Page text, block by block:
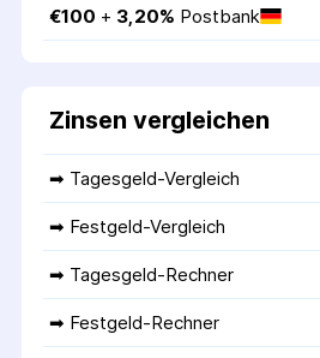
€100 + 3,20% Postbank
Zinsen vergleichen
➡ Tagesgeld-Vergleich
➡ Festgeld-Vergleich
➡ Tagesgeld-Rechner
➡ Festgeld-Rechner